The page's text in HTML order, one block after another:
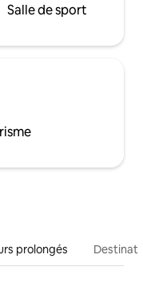
Salle de sport
prolongés